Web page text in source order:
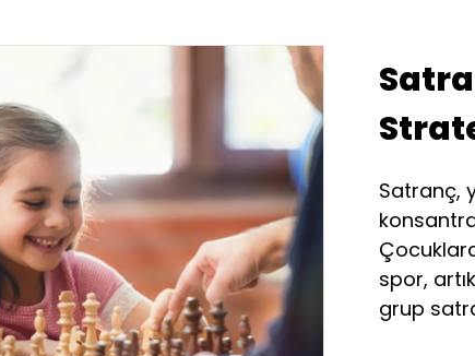
Satranç,
spor,
grup